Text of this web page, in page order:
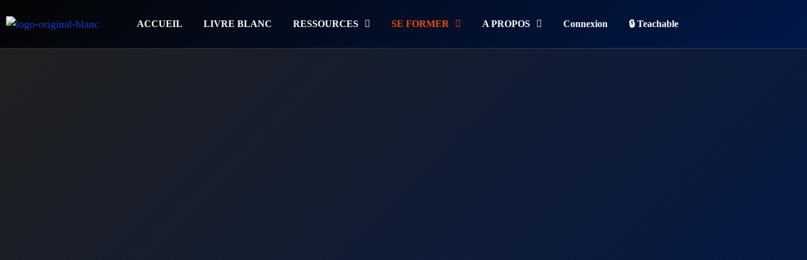
ACCUEIL LIVRE BLANC RESSOURCES SE FORMER A PROPOS Connexion 🔒 Teachable